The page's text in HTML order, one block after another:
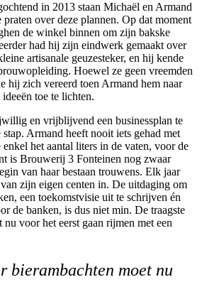
in 2013 staan Michaël en Armand
over deze plannen. Op dat moment
de winkel binnen om zijn bakske
had hij zijn eindwerk gemaakt over
artisanale geuzesteker, en hij kende
Hoewel ze geen vreemden
hij zich vereerd toen Armand hem naar
toe te lichten.
en vrijblijvend een businessplan te
Armand heeft nooit iets gehad met
het aantal liters in de vaten, voor de
is Brouwerij 3 Fonteinen nog zwaar
van haar bestaan trouwens. Elk jaar
zijn eigen centen in. De uitdaging om
een toekomstvisie uit te schrijven én
de banken, is dus niet min. De traagste
voor het eerst gaan rijmen met een
bierambachten moet nu